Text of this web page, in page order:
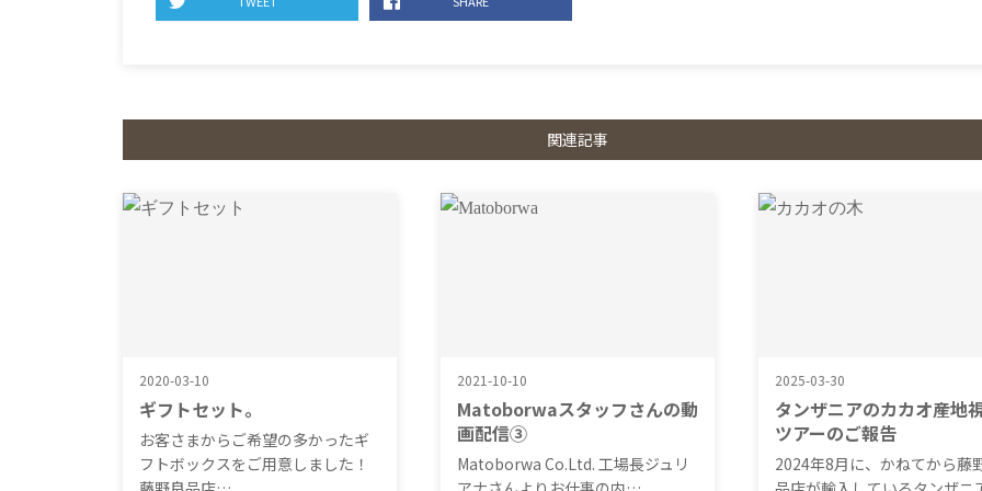
関連記事
2020-03-10
ギフトセット。
お客さまからご希望の多かったギ
フトボックスをご用意しました！
2021-10-10
Matoborwaスタッフさんの動
画配信③
Matoborwa Co.Ltd. 工場長ジュリ
2025-03-30
タンザニアのカカオ産地
ツアーのご報告
2024年8月に、かねてから藤